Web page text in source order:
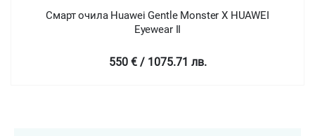
Смарт очила Huawei Gentle Monster X HUAWEI
Eyewear II
550 € / 1075.71 лв.